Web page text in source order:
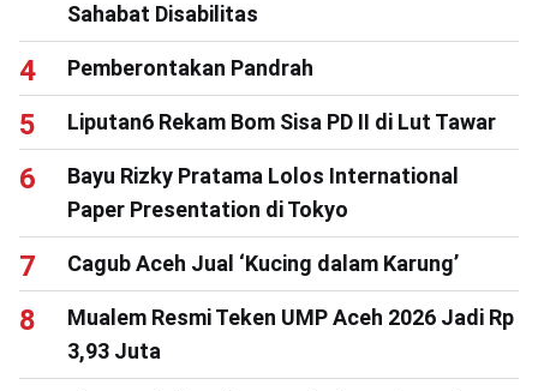
Sahabat Disabilitas
Pemberontakan Pandrah
Liputan6 Rekam Bom Sisa PD II di Lut Tawar
Bayu Rizky Pratama Lolos International
Paper Presentation di Tokyo
Cagub Aceh Jual ‘Kucing dalam Karung’
Mualem Resmi Teken UMP Aceh 2026 Jadi Rp
3,93 Juta